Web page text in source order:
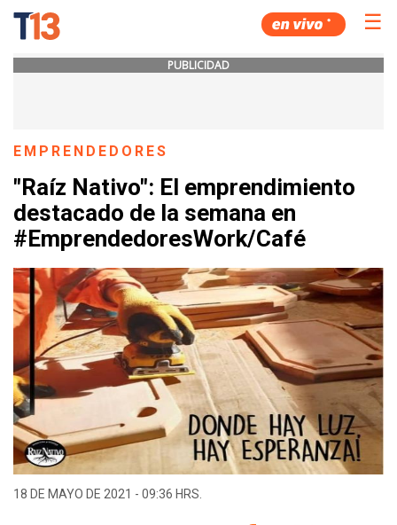
☰
PUBLICIDAD
EMPRENDEDORES
"Raíz Nativo": El emprendimiento
destacado de la semana en
#EmprendedoresWork/Café
18 DE MAYO DE 2021 - 09:36 HRS.